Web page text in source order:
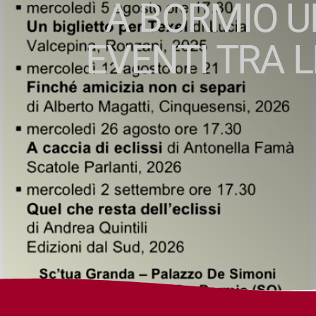
A BORMIO
EVENTI TRA